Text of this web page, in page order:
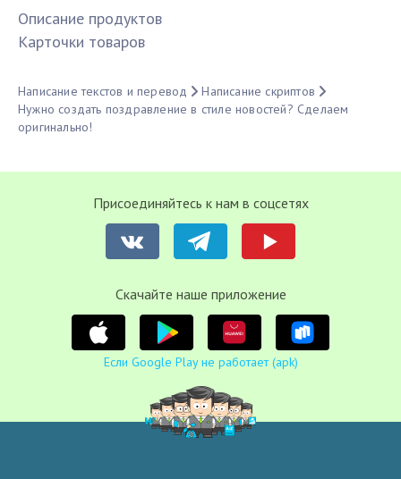
Описание продуктов
Карточки товаров
Написание текстов и перевод
Написание скриптов
Нужно создать поздравление в стиле новостей? Сделаем
оригинально!
Присоединяйтесь к нам в соцсетях
Cкачайте наше приложение
Если Google Play не работает (apk)